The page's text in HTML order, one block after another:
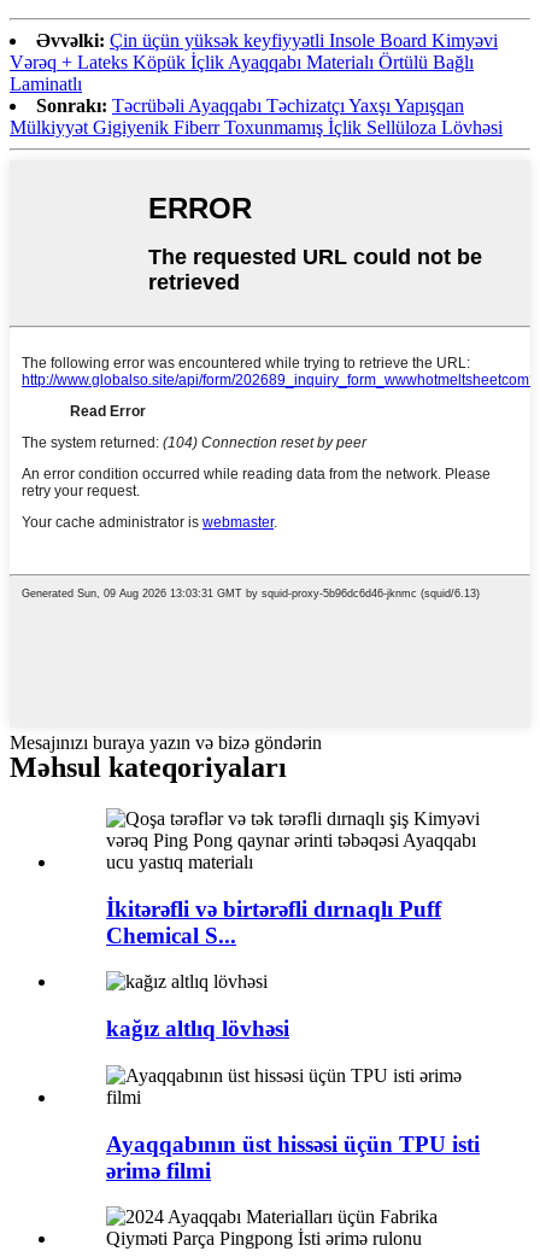
Əvvəlki: Çin üçün yüksək keyfiyyətli Insole Board Kimyəvi
Vərəq + Lateks Köpük İçlik Ayaqqabı Materialı Örtülü Bağlı
Laminatlı
Sonrakı: Təcrübəli Ayaqqabı Təchizatçı Yaxşı Yapışqan
Mülkiyyət Gigiyenik Fiberr Toxunmamış İçlik Sellüloza Lövhəsi
Mesajınızı buraya yazın və bizə göndərin
Məhsul kateqoriyaları
İkitərəfli və birtərəfli dırnaqlı Puff
Chemical S...
kağız altlıq lövhəsi
Ayaqqabının üst hissəsi üçün TPU isti
ərimə filmi